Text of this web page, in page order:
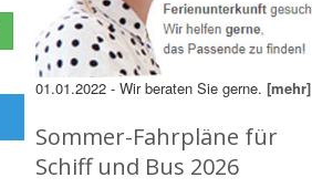
01.01.2022 - Wir beraten Sie gerne. [mehr]
Sommer-Fahrpläne für
Schiff und Bus 2026